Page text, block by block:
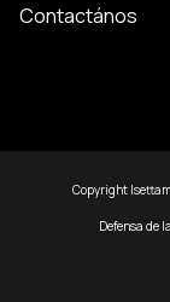
Contactános
Copyright
Defensa de